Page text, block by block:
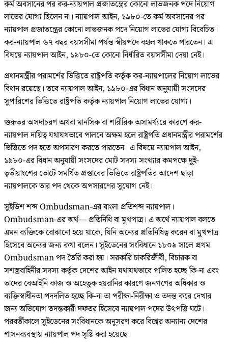
কর্ম অবসানের পর কর-ন্যায়পাল প্রজাতন্ত্রের কোনো লাভজনক পদে নিয়োগ
লাভের যোগ্য ছিলেন না। ন্যায়পাল আইন, ১৯৮০-তে কর্ম অবসানের পর
ন্যায়পাল প্রজাতন্ত্রের কোনো লাভজনক পদে নিয়োগ লাভের যোগ্য বিবেচিত।
কর-ন্যায়পাল ৬৭ বছর বয়সসীমা পর্যন্ত স্বীয়পদে বহাল থাকতে পারতেন। এ
বিষয়ে ন্যায়পাল আইন, ১৯৮০-তে কোনো নির্ধারিত বয়সসীমা দেয়া নেই।
প্রধানমন্ত্রীর পরামর্শের ভিত্তিতে রাষ্ট্রপতি কর্তৃক কর-ন্যায়পালের নিয়োগ লাভের
বিধান রয়েছে। তবে ন্যায়পাল আইন, ১৯৮০-এর বিধান অনুযায়ী সংসদের
সুপারিশের ভিত্তিতে রাষ্ট্রপতি কর্তৃক ন্যায়পাল নিয়োগ লাভের যোগ্য।
গুরুতর অসদাচরণ অথবা মানসিক বা শারীরিক অসামর্থ্যরে কারণে কর-
ন্যায়পাল দায়িত্ব যথাযথভাবে পালনে অক্ষম হলে রাষ্ট্রপতি প্রধানমন্ত্রীর পরামর্শের
ভিত্তিতে পদ হতে অপসারণ করতে পারতেন। এ বিষয়ে ন্যায়পাল আইন,
১৯৮০-এর বিধান অনুযায়ী সংসদের মোট সদস্য সংখ্যার কমপক্ষে দুই-
তৃতীয়াংশের ভোটে সমর্থিত প্রস্তাবের ভিত্তিতে রাষ্ট্রপতির আদেশ ছাড়া
ন্যায়পালকে তার পদ থেকে অপসারণের সুযোগ নেই।
সুইডিশ শব্দ Ombudsman-এর বাংলা প্রতিশব্দ ন্যায়পাল।
Ombudsman-এর অর্থ— প্রতিনিধি বা মুখপাত্র। এ অর্থে ন্যায়পাল বলতে
এমন ব্যক্তিকে বোঝানো হয়ে থাকে, যিনি অন্যের প্রতিনিধিত্ব করেন বা মুখপাত্র
হিসেবে অন্যের জন্য কথা বলেন। সুইডেনের সংবিধানে ১৮০৯ সালে প্রথম
Ombudsman পদ তৈরি করা হয়। সরকারি চাকরিজীবী, বিচারক বা
সশস্ত্রবাহিনীর সদস্য কর্তৃক দেশের আইন যথাযথভাবে পালিত হচ্ছে কি-না এবং
তাদের বেআইনি কাজ ও অহেতুক হয়রানির কারণে জনগণের অধিকার ও
ব্যক্তিস্বাধীনতা পদদলিত হচ্ছে কি-না তা পরীক্ষা-নিরীক্ষা ও তদন্ত করে দেখার
জন্য অভিযোগ তদন্তকারী দফতর হিসেবে ন্যায়পাল পদের উৎপত্তি ঘটে।
পরবর্তীকালে সুইডেনের সংবিধানকে অনুসরণ করে বিশ্বের অন্যান্য দেশের
শাসনব্যবস্থায় ন্যায়পাল পদ সৃষ্টি করা হয়েছে।